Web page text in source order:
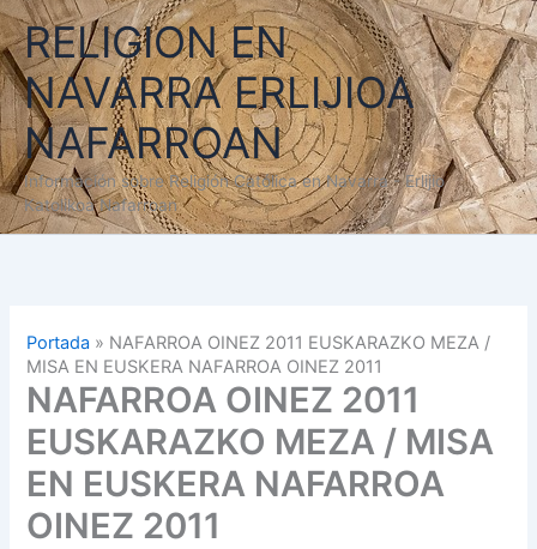
Ir
al
contenido
RELIGION EN
NAVARRA ERLIJIOA
NAFARROAN
Información sobre Religión Católica en Navarra - Erlijio
Katolikoa Nafarroan
Portada » NAFARROA OINEZ 2011 EUSKARAZKO MEZA /
MISA EN EUSKERA NAFARROA OINEZ 2011
NAFARROA OINEZ 2011
EUSKARAZKO MEZA / MISA
EN EUSKERA NAFARROA
OINEZ 2011